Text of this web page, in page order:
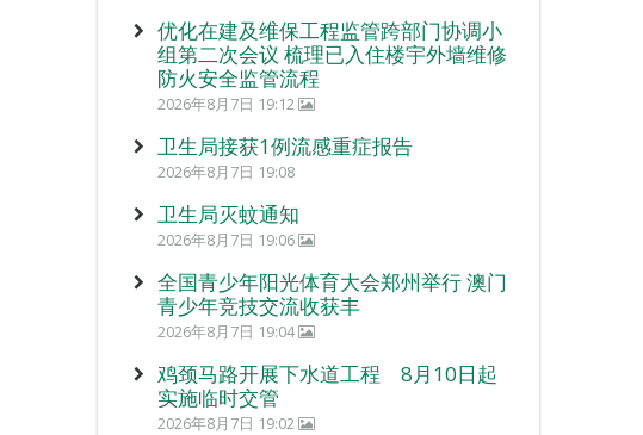
优化在建及维保工程监管跨部门协调小
组第二次会议 梳理已入住楼宇外墙维修
防火安全监管流程
2026年8月7日 19:12
卫生局接获1例流感重症报告
2026年8月7日 19:08
卫生局灭蚊通知
2026年8月7日 19:06
全国青少年阳光体育大会郑州举行 澳门
青少年竞技交流收获丰
2026年8月7日 19:04
鸡颈马路开展下水道工程 8月10日起
实施临时交管
2026年8月7日 19:02